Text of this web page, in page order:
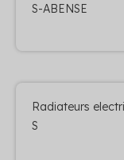
S-ABENSE
Radiateurs
S